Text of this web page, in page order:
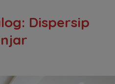
Dispersip